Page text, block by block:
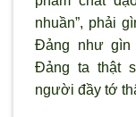
nhuần”, phải g
Đảng như
Đảng ta thật
người đầy tớ